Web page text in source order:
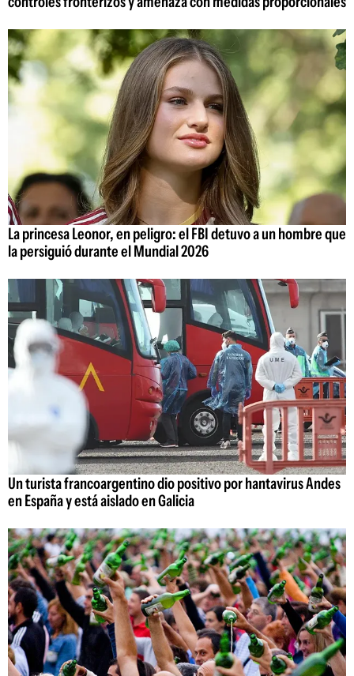
La princesa Leonor, en peligro: el FBI detuvo a un hombre que
la persiguió durante el Mundial 2026
Un turista francoargentino dio positivo por hantavirus Andes
en España y está aislado en Galicia